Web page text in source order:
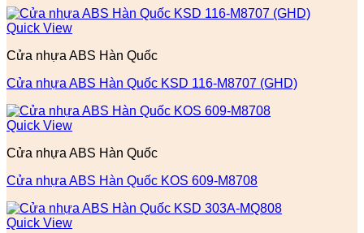
Quick View
Cửa nhựa ABS Hàn Quốc
Cửa nhựa ABS Hàn Quốc KSD 116-M8707 (GHD)
Quick View
Cửa nhựa ABS Hàn Quốc
Cửa nhựa ABS Hàn Quốc KOS 609-M8708
Quick View